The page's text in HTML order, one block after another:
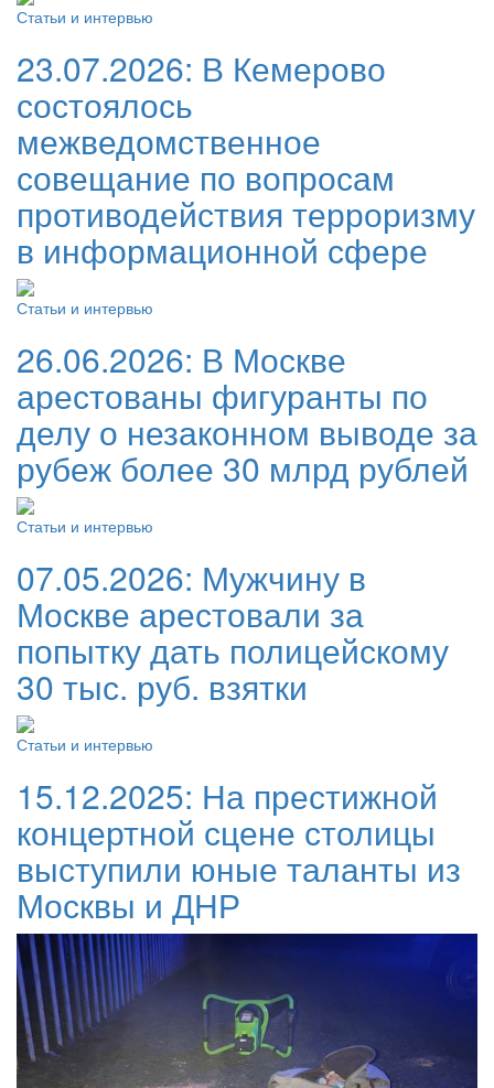
Статьи и интервью
23.07.2026: В Кемерово
состоялось
межведомственное
совещание по вопросам
противодействия терроризму
в информационной сфере
Статьи и интервью
26.06.2026: В Москве
арестованы фигуранты по
делу о незаконном выводе за
рубеж более 30 млрд рублей
Статьи и интервью
07.05.2026: Мужчину в
Москве арестовали за
попытку дать полицейскому
30 тыс. руб. взятки
Статьи и интервью
15.12.2025: На престижной
концертной сцене столицы
выступили юные таланты из
Москвы и ДНР